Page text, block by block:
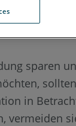
sparen
in
vermeiden